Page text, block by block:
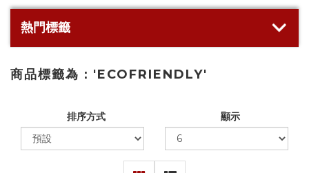
熱門標籤
商品標籤為：'ECOFRIENDLY'
排序方式 顯示